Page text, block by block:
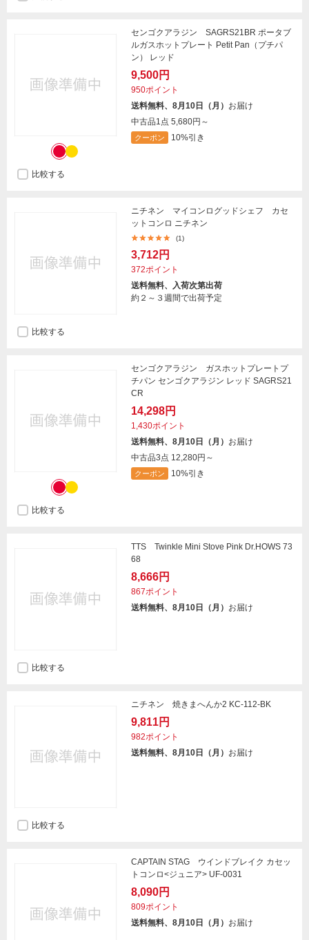
センゴクアラジン SAGRS21BR ポータブ
ルガスホットプレート Petit Pan（プチパ
ン） レッド
9,500円
950ポイント
送料無料、8月10日（月） お届け
中古品1点 5,680円～
クーポン 10%引き
比較する
ニチネン マイコンログッドシェフ カセ
ットコンロ ニチネン
(1)
3,712円
372ポイント
送料無料、入荷次第出荷
約２～３週間で出荷予定
比較する
センゴクアラジン ガスホットプレートプ
チパン センゴクアラジン レッド SAGRS21
CR
14,298円
1,430ポイント
送料無料、8月10日（月） お届け
中古品3点 12,280円～
クーポン 10%引き
比較する
TTS Twinkle Mini Stove Pink Dr.HOWS 73
68
8,666円
867ポイント
送料無料、8月10日（月） お届け
比較する
ニチネン 焼きまへんか2 KC-112-BK
9,811円
982ポイント
送料無料、8月10日（月） お届け
比較する
CAPTAIN STAG ウインドブレイク カセッ
トコンロ<ジュニア> UF-0031
8,090円
809ポイント
送料無料、8月10日（月） お届け